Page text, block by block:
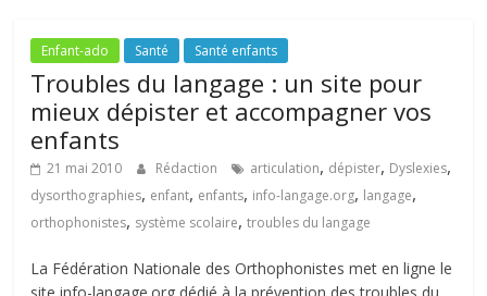
Enfant-ado Santé Santé enfants
Troubles du langage : un site pour
mieux dépister et accompagner vos
enfants
21 mai 2010 Rédaction articulation, dépister, Dyslexies,
dysorthographies, enfant, enfants, info-langage.org, langage,
orthophonistes, système scolaire,troubles du langage
La Fédération Nationale des Orthophonistes met en ligne le